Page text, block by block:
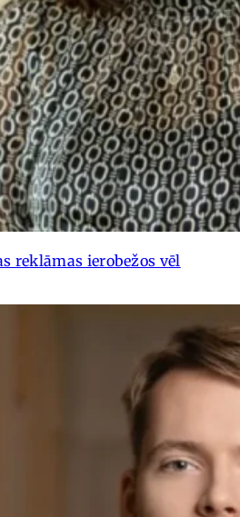
reklāmas ierobežos vēl